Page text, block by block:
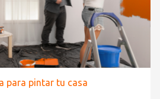
para pintar tu casa